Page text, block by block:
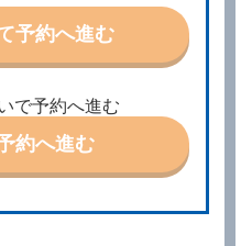
に定める予約申込金を支払
承諾を受けなければならな
予約へ進む
で予約へ進む
約へ進む